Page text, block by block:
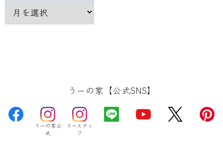
うーの家【公式SNS】
うーの家公
式
うースタッ
フ